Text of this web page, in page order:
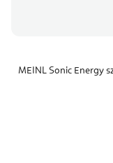
MEINL Sonic Energy